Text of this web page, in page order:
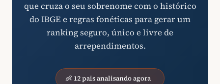
que cruza o seu sobrenome com o histórico
do IBGE e regras fonéticas para gerar um
ranking seguro, único e livre de
arrependimentos.
👶 12 pais analisando agora